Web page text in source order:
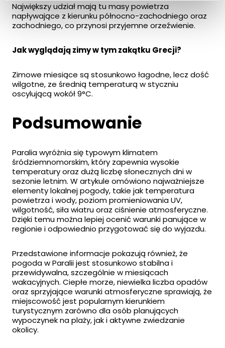
Największy udział mają tu masy powietrza
napływające z kierunku północno-zachodniego oraz
zachodniego, co przynosi przyjemne orzeźwienie.
Jak wyglądają zimy w tym zakątku Grecji?
Zimowe miesiące są stosunkowo łagodne, lecz dość
wilgotne, ze średnią temperaturą w styczniu
oscylującą wokół 9°C.
Podsumowanie
Paralia wyróżnia się typowym klimatem
śródziemnomorskim, który zapewnia wysokie
temperatury oraz dużą liczbę słonecznych dni w
sezonie letnim. W artykule omówiono najważniejsze
elementy lokalnej pogody, takie jak temperatura
powietrza i wody, poziom promieniowania UV,
wilgotność, siła wiatru oraz ciśnienie atmosferyczne.
Dzięki temu można lepiej ocenić warunki panujące w
regionie i odpowiednio przygotować się do wyjazdu.
Przedstawione informacje pokazują również, że
pogoda w Paralii jest stosunkowo stabilna i
przewidywalna, szczególnie w miesiącach
wakacyjnych. Ciepłe morze, niewielka liczba opadów
oraz sprzyjające warunki atmosferyczne sprawiają, że
miejscowość jest popularnym kierunkiem
turystycznym zarówno dla osób planujących
wypoczynek na plaży, jak i aktywne zwiedzanie
okolicy.